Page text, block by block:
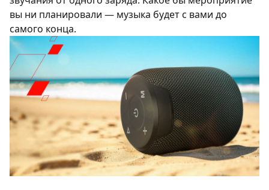
вы ни планировали — музыка будет с вами до
самого конца.